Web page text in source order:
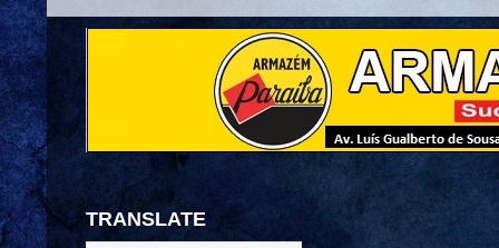
TRANSLATE